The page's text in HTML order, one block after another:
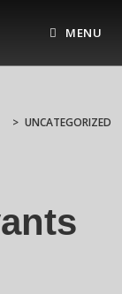
MENU
> UNCATEGORIZED